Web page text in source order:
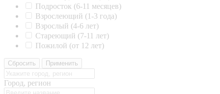
Подросток (6-11 месяцев)
Взрослеющий (1-3 года)
Взрослый (4-6 лет)
Стареющий (7-11 лет)
Пожилой (от 12 лет)
Сбросить Применить
Город, регион